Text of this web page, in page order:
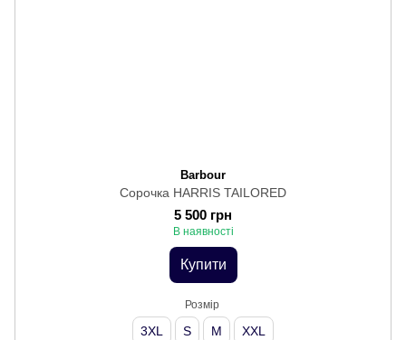
Barbour
Сорочка HARRIS TAILORED
5 500 грн
В наявності
Купити
Розмір
3XL S M XXL